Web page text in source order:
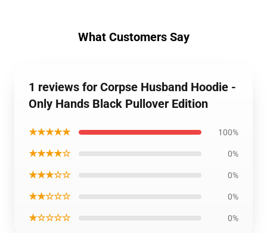
What Customers Say
1 reviews for Corpse Husband Hoodie -
Only Hands Black Pullover Edition
★★★★★ 100%
★★★★☆ 0%
★★★☆☆ 0%
★★☆☆☆ 0%
★☆☆☆☆ 0%